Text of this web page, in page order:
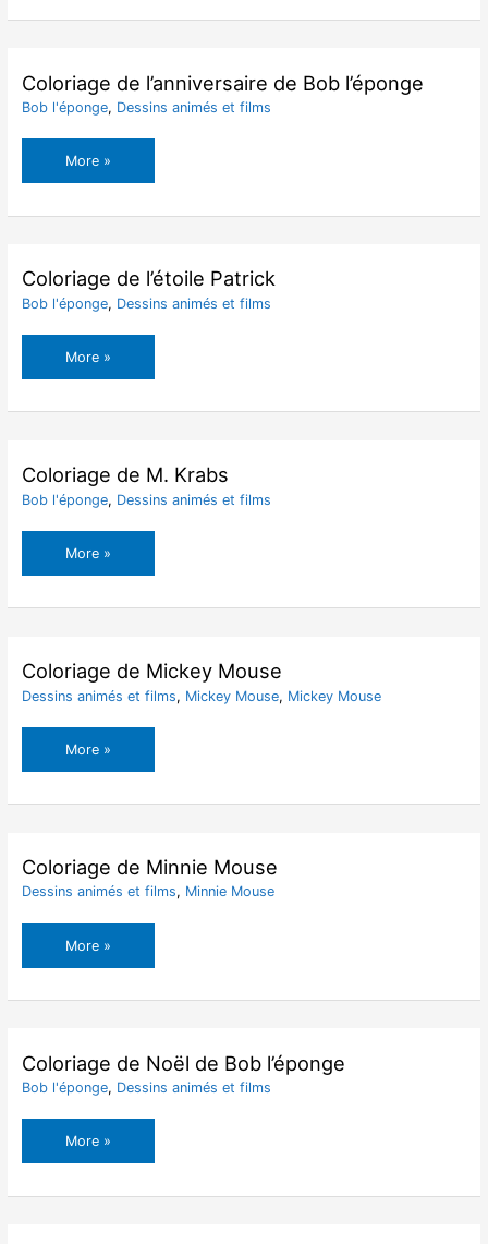
de
Bob
Coloriage de l’anniversaire de Bob l’éponge
Bob l'éponge, Dessins animés et films
Coloriage
de
l’éponge
More »
Coloriage de l’étoile Patrick
Bob l'éponge, Dessins animés et films
Coloriage
de
More »
Coloriage de M. Krabs
Bob l'éponge, Dessins animés et films
Coloriage
de
More »
Coloriage de Mickey Mouse
Dessins animés et films, Mickey Mouse, Mickey Mouse
Coloriage
de
More »
Coloriage de Minnie Mouse
Dessins animés et films, Minnie Mouse
Coloriage
de
More »
Coloriage de Noël de Bob l’éponge
Bob l'éponge, Dessins animés et films
Coloriage
de
More »